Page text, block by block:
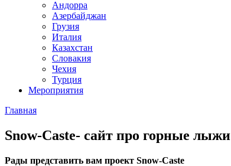
Андорра
Азербайджан
Грузия
Италия
Казахстан
Словакия
Чехия
Турция
Мероприятия
Главная
Snow-Caste- сайт про горные лыжи
Рады представить вам проект Snow-Caste